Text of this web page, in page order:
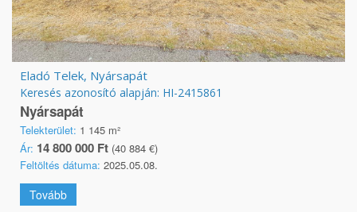
Eladó Telek, Nyársapát
Keresés azonosító alapján: HI-2415861
Nyársapát
Telekterület: 1 145 m²
Ár: 14 800 000 Ft (40 884 €)
Feltöltés dátuma: 2025.05.08.
Tovább